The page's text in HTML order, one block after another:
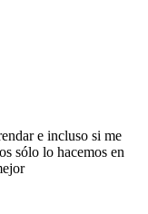
e incluso si me
sólo lo hacemos en